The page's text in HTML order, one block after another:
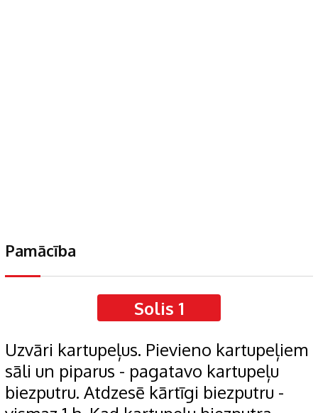
Pamācība
Solis 1
Uzvāri kartupeļus. Pievieno kartupeļiem
sāli un piparus - pagatavo kartupeļu
biezputru. Atdzesē kārtīgi biezputru -